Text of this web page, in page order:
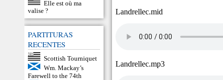
Elle est où ma
valise ?
PARTITURAS
RECENTES
Scottish Tourniquet
Wm. Mackay’s
Farewell to the 74th
Landrellec.mid
Landrellec.mp3